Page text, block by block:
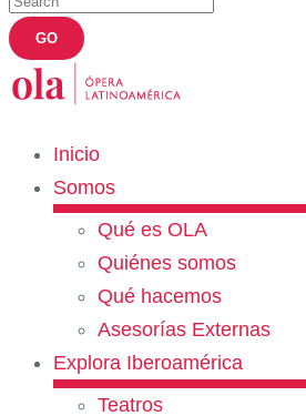
Inicio
Somos
Qué es OLA
Quiénes somos
Qué hacemos
Asesorías Externas
Explora Iberoamérica
Teatros